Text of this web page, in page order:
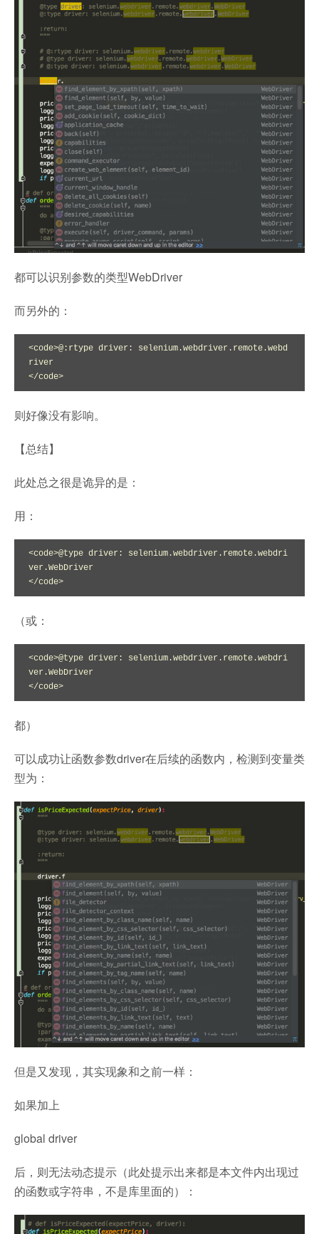
都可以识别参数的类型WebDriver
而另外的：
<code>@:rtype driver: selenium.webdriver.remote.webd
river
</code>
则好像没有影响。
【总结】
此处总之很是诡异的是：
用：
<code>@type driver: selenium.webdriver.remote.webdri
ver.WebDriver
</code>
（或：
<code>@type driver: selenium.webdriver.remote.webdri
ver.WebDriver
</code>
都）
可以成功让函数参数driver在后续的函数内，检测到变量类
型为：
但是又发现，其实现象和之前一样：
如果加上
global driver
后，则无法动态提示（此处提示出来都是本文件内出现过
的函数或字符串，不是库里面的）：